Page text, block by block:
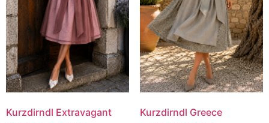
Kurzdirndl Extravagant Kurzdirndl Greece